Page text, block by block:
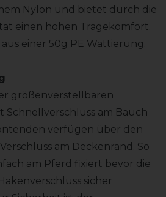
Nylon und bietet durch die
einen hohen Tragekomfort.
einer 50g PE Wattierung.
größenverstellbaren
am Bauch
verfügen über den
am Deckenrand. So
am Pferd fixiert bevor die
sicher